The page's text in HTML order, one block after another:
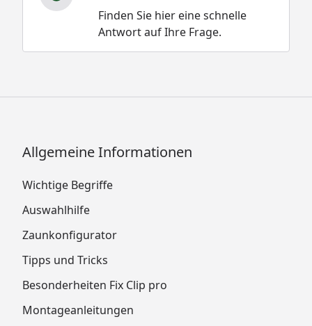
Finden Sie hier eine schnelle
Antwort auf Ihre Frage.
Allgemeine Informationen
Wichtige Begriffe
Auswahlhilfe
Zaunkonfigurator
Tipps und Tricks
Besonderheiten Fix Clip pro
Montageanleitungen